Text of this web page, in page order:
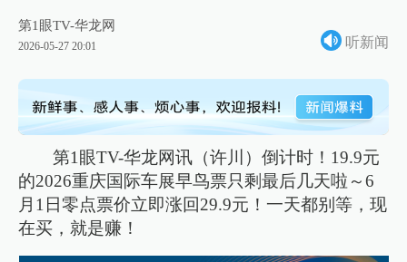
第1眼TV-华龙网
2026-05-27 20:01 听新闻
第1眼TV-华龙网讯（许川）倒计时！19.9元
的2026重庆国际车展早鸟票只剩最后几天啦～6
月1日零点票价立即涨回29.9元！一天都别等，现
在买，就是赚！